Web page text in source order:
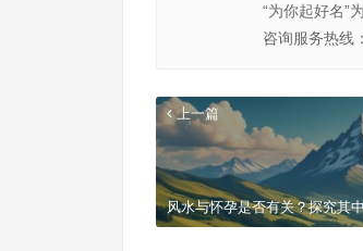
“为你起好名”
咨询服务热线
上一篇
风水与怀孕是否有关？探究其